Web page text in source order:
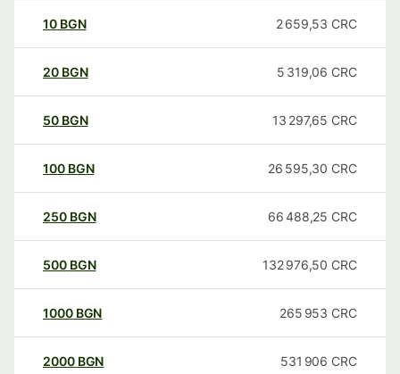
10 BGN 2 659,53 CRC
20 BGN 5 319,06 CRC
50 BGN 13 297,65 CRC
100 BGN 26 595,30 CRC
250 BGN 66 488,25 CRC
500 BGN 132 976,50 CRC
1000 BGN 265 953 CRC
2000 BGN 531 906 CRC